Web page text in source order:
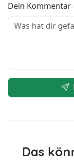
Dein Kommentar
Das